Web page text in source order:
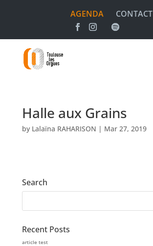
AGENDA CONTACT
Halle aux Grains
by Lalaïna RAHARISON | Mar 27, 2019
Search
Recent Posts
article test